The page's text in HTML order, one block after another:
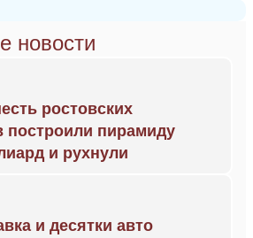
новости
ростовских
построили пирамиду
и рухнули
и десятки авто